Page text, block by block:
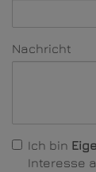
Nachricht
Ich bin
Interesse